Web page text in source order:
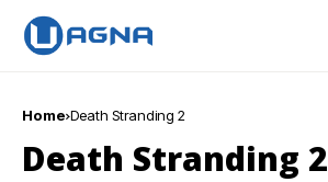
Home Death Stranding 2
Death Stranding 2